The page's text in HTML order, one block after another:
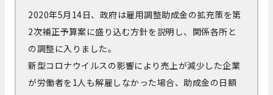
2020年5月14日、政府は雇用調整助成金の拡充策を第
2次補正予算案に盛り込む方針を説明し、関係各所と
の調整に入りました。
新型コロナウイルスの影響により売上が減少した企業
が労働者を1人も解雇しなかった場合、助成金の日額